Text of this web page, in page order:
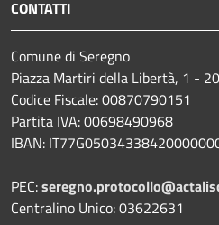
CONTATTI
Comune di Seregno
Piazza Martiri della Libertà, 1 -
Codice Fiscale: 00870790151
Partita IVA: 00698490968
IBAN:
PEC:
Centralino Unico: 03622631